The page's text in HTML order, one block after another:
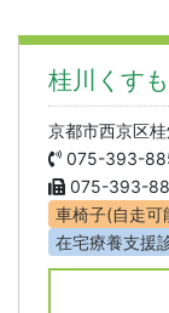
桂川くす
京都市西京区
075-393-
075-393-
車椅子(自走可
在宅療養支援